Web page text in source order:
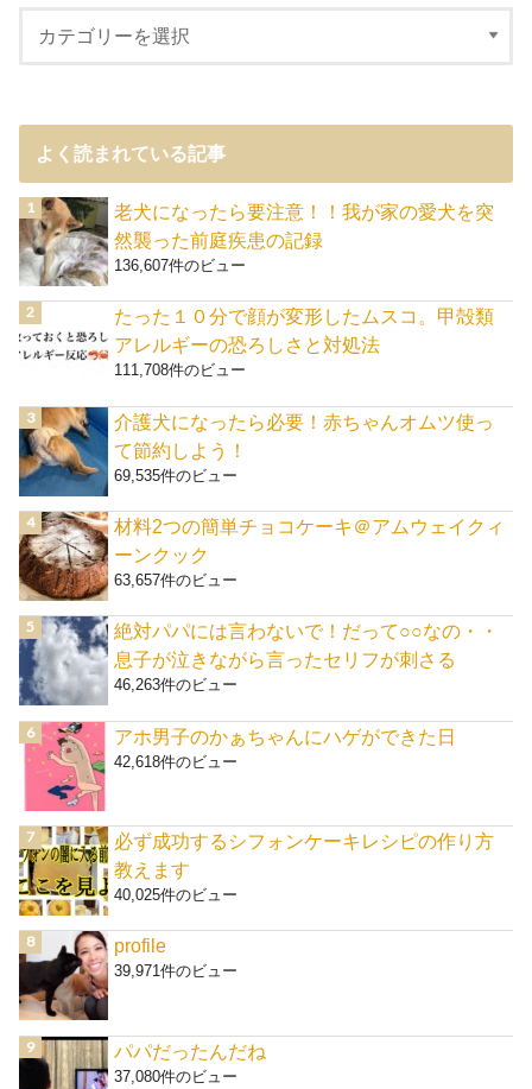
よく読まれている記事
老犬になったら要注意！！我が家の愛犬を突
然襲った前庭疾患の記録
136,607件のビュー
たった１０分で顔が変形したムスコ。甲殻類
アレルギーの恐ろしさと対処法
111,708件のビュー
介護犬になったら必要！赤ちゃんオムツ使っ
て節約しよう！
69,535件のビュー
材料2つの簡単チョコケーキ＠アムウェイクィ
ーンクック
63,657件のビュー
絶対パパには言わないで！だって○○なの・・
息子が泣きながら言ったセリフが刺さる
46,263件のビュー
アホ男子のかぁちゃんにハゲができた日
42,618件のビュー
必ず成功するシフォンケーキレシピの作り方
教えます
40,025件のビュー
profile
39,971件のビュー
パパだったんだね
37,080件のビュー